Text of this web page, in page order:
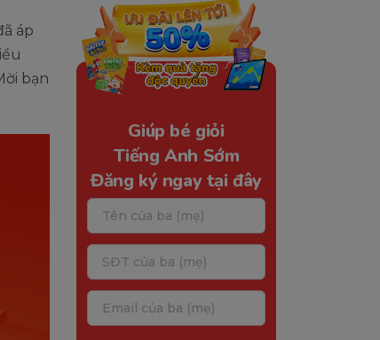
áp
bạn
Giúp bé giỏi
Tiếng Anh Sớm
Đăng ký ngay tại đây